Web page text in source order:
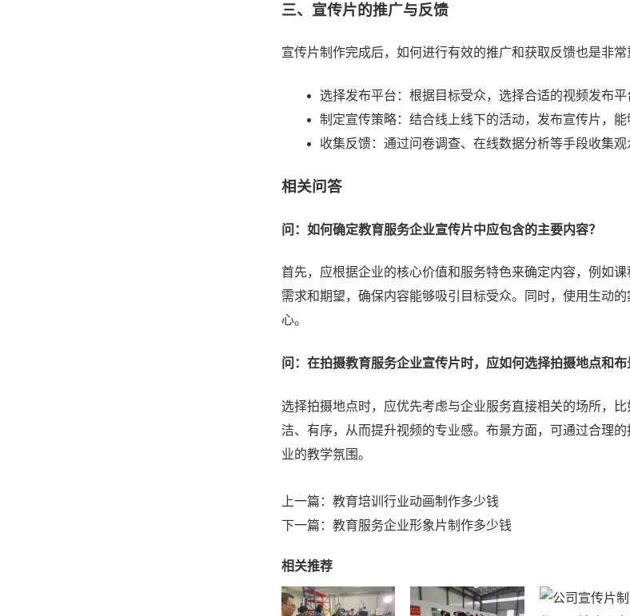
三、宣传片的推广与反馈
宣传片制作完成后，如何进行有效的推广和获取反馈也是非常
选择发布平台：根据目标受众，选择合适的视频发布
制定宣传策略：结合线上线下的活动，发布宣传片，
收集反馈：通过问卷调查、在线数据分析等手段收集
相关问答
问：如何确定教育服务企业宣传片中应包含的主要内容？
首先，应根据企业的核心价值和服务特色来确定内容，例如
需求和期望，确保内容能够吸引目标受众。同时，使用生动
心。
问：在拍摄教育服务企业宣传片时，应如何选择拍摄地点和布
选择拍摄地点时，应优先考虑与企业服务直接相关的场所，
洁、有序，从而提升视频的专业感。布景方面，可通过合理
业的教学氛围。
上一篇： 教育培训行业动画制作多少钱
下一篇： 教育服务企业形象片制作多少钱
相关推荐